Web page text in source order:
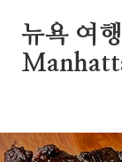
뉴욕 여